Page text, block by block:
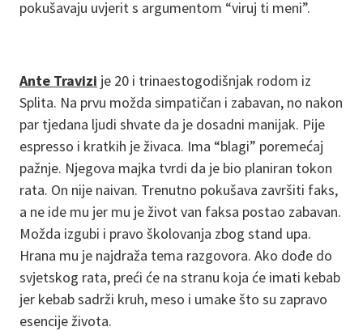
pokušavaju uvjerit s argumentom “viruj ti meni”.
Ante Travizi je 20 i trinaestogodišnjak rodom iz
Splita. Na prvu možda simpatičan i zabavan, no nakon
par tjedana ljudi shvate da je dosadni manijak. Pije
espresso i kratkih je živaca. Ima “blagi” poremećaj
pažnje. Njegova majka tvrdi da je bio planiran tokon
rata. On nije naivan. Trenutno pokušava završiti faks,
a ne ide mu jer mu je život van faksa postao zabavan.
Možda izgubi i pravo školovanja zbog stand upa.
Hrana mu je najdraža tema razgovora. Ako dođe do
svjetskog rata, preći će na stranu koja će imati kebab
jer kebab sadrži kruh, meso i umake što su zapravo
esencije života.